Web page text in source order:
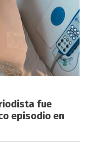
fue
episodio en